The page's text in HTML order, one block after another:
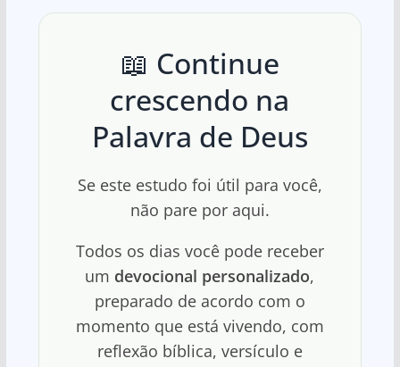
📖 Continue
crescendo na
Palavra de Deus
Se este estudo foi útil para você,
não pare por aqui.
Todos os dias você pode receber
um devocional personalizado,
preparado de acordo com o
momento que está vivendo, com
reflexão bíblica, versículo e